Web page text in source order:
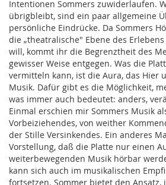
Intentionen Sommers zuwiderlaufen.
übrigbleibt, sind ein paar allgemeine
persönliche Eindrücke. Da Sommers
die „theatralische" Ebene des
will, kommt ihr die Begrenztheit des
gewisser Weise entgegen. Was die
vermitteln kann, ist die Aura, das Hier
Musik. Dafür gibt es die Möglichkeit,
was immer auch bedeutet: anders,
Einmal erschien mir Sommers Musik
Vorbeiziehendes, von weither
der Stille Versinkendes. Ein anderes
Vorstellung, daß die Platte nur einen
weiterbewegenden Musik hörbar
kann sich auch im musikalischen
fortsetzen. Sommer bietet den Ansatz,